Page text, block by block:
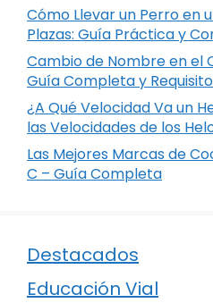
Cómo Llevar un Perro en
Plazas: Guía Práctica y
Cambio de Nombre en el
Guía Completa y
¿A Qué Velocidad Va un
las Velocidades de los
Las Mejores Marcas de
C – Guía Completa
Destacados
Educación Vial